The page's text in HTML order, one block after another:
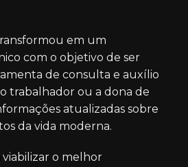
em um
com o objetivo de ser
de consulta e auxílio
trabalhador ou a dona de
atualizadas sobre
da vida moderna.
viabilizar o melhor